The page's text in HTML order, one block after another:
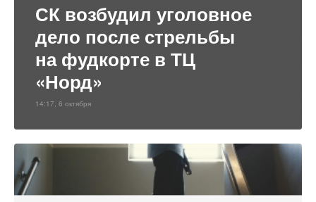
СК возбудил уголовное
дело после стрельбы
на фудкорте в ТЦ
«Норд»
14:17, 6 октября